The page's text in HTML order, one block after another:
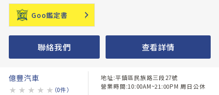
Goo鑑定書
聯絡我們 查看詳情
億豐汽車
★ ★ ★ ★ ★ （0件）
地址:平鎮區民族路三段27號
營業時間:10:00AM~21:00PM 周日公休